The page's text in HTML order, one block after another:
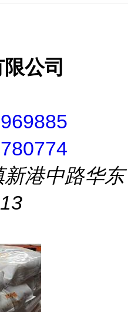
公司
港中路华东